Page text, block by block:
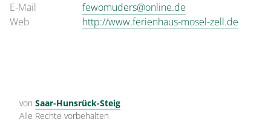
E-Mail
fewomuders@online.de
Web
http://www.ferienhaus-mosel-zell.de
von Saar-Hunsrück-Steig
Alle Rechte vorbehalten